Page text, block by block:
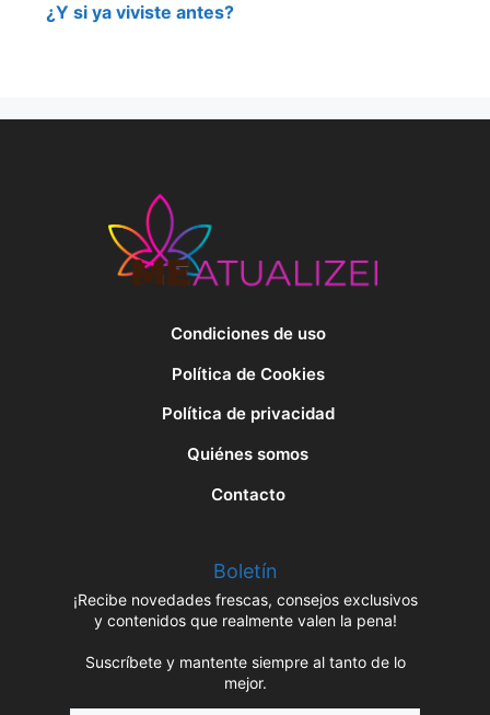
¿Y si ya viviste antes?
Condiciones de uso
Política de Cookies
Política de privacidad
Quiénes somos
Contacto
Boletín
¡Recibe novedades frescas, consejos exclusivos
y contenidos que realmente valen la pena!
Suscríbete y mantente siempre al tanto de lo
mejor.